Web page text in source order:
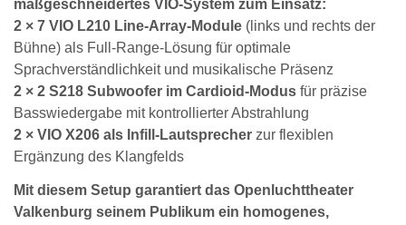
maßgeschneidertes VIO-System zum Einsatz:
2 × 7 VIO L210 Line-Array-Module (links und rechts der
Bühne) als Full-Range-Lösung für optimale
Sprachverständlichkeit und musikalische Präsenz
2 × 2 S218 Subwoofer im Cardioid-Modus für präzise
Basswiedergabe mit kontrollierter Abstrahlung
2 × VIO X206 als Infill-Lautsprecher zur flexiblen
Ergänzung des Klangfelds
Mit diesem Setup garantiert das Openluchttheater
Valkenburg seinem Publikum ein homogenes,